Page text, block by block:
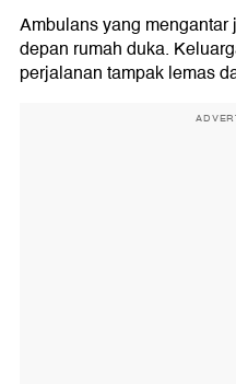
Ambulans yang
depan rumah duka.
perjalanan tampak lemas